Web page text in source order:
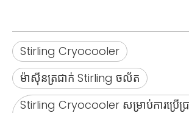
Stirling Cryocooler
ម៉ាស៊ីនត្រជាក់ Stirling ចល័ត
Stirling Cryocooler សម្រាប់ការប្រើប្រា